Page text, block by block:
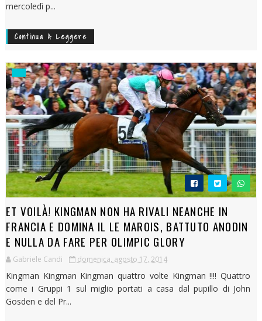
mercoledì p...
Continua A Leggere
ET VOILÀ! KINGMAN NON HA RIVALI NEANCHE IN
FRANCIA E DOMINA IL LE MAROIS, BATTUTO ANODIN
E NULLA DA FARE PER OLIMPIC GLORY
Gabriele Candi domenica, agosto 17, 2014
Kingman Kingman Kingman quattro volte Kingman !!!! Quattro
come i Gruppi 1 sul miglio portati a casa dal pupillo di John
Gosden e del Pr...